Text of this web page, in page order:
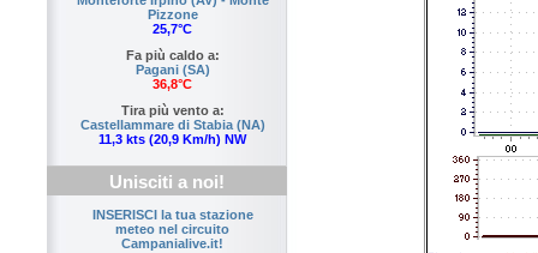
Pizzone
25,7°C
Fa più caldo a:
Pagani (SA)
36,8°C
Tira più vento a:
Castellammare di Stabia (NA)
11,3 kts (20,9 Km/h) NW
Unisciti a noi!
INSERISCI la tua stazione
meteo nel circuito
Campanialive.it!